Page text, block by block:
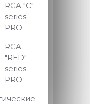
RCA "C"-
series
PRO
RCA
"RED"-
series
PRO